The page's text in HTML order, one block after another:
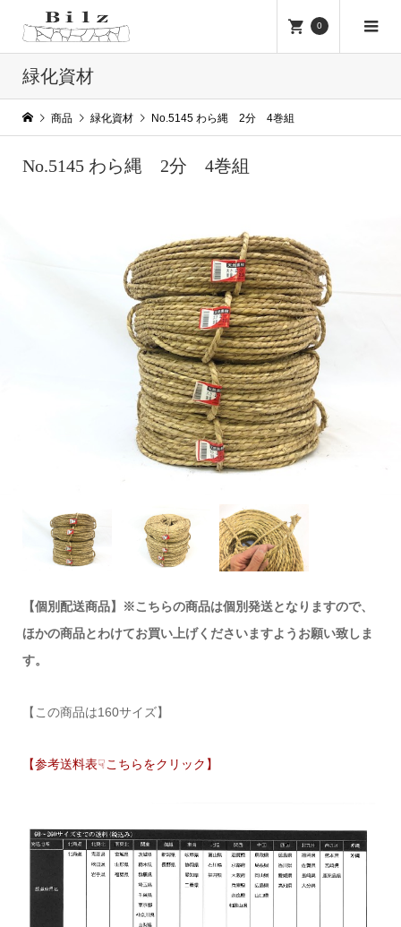
0
緑化資材
商品 緑化資材 No.5145 わら縄 2分 4巻組
No.5145 わら縄 2分 4巻組
【個別配送商品】※こちらの商品は個別発送となりますので、
ほかの商品とわけてお買い上げくださいますようお願い致しま
す。
【この商品は160サイズ】
【参考送料表☟こちらをクリック】